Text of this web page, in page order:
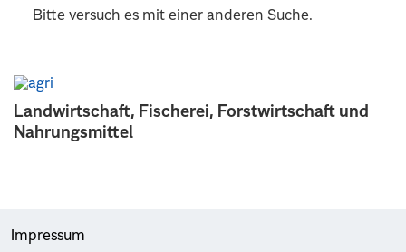
Landwirtschaft, Fischerei, Forstwirtschaft und
Nahrungsmittel
Bitte versuch es mit einer anderen Suche.
Impressum